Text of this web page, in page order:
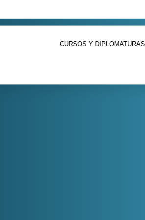
CURSOS Y DIPLOMATURAS